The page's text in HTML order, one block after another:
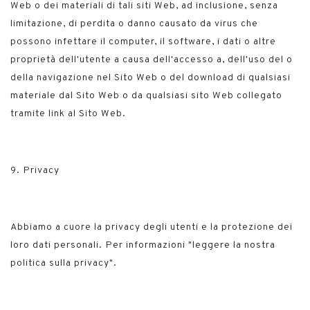
Web o dei materiali di tali siti Web, ad inclusione, senza
limitazione, di perdita o danno causato da virus che
possono infettare il computer, il software, i dati o altre
proprietà dell'utente a causa dell'accesso a, dell'uso del o
della navigazione nel Sito Web o del download di qualsiasi
materiale dal Sito Web o da qualsiasi sito Web collegato
tramite link al Sito Web.
9. Privacy
Abbiamo a cuore la privacy degli utenti e la protezione dei
loro dati personali. Per informazioni "leggere la nostra
politica sulla privacy" .